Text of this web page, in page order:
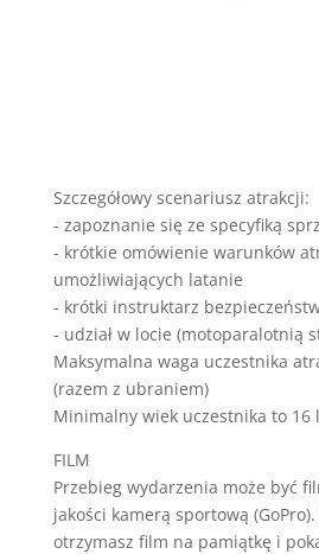
Szczegółowy scenariusz atrakcji:
- zapoznanie się ze specyfiką
- krótkie omówienie warunków
umożliwiających latanie
- krótki instruktarz
- udział w locie (motoparalotnią
Maksymalna waga uczestnika
(razem z ubraniem)
Minimalny wiek uczestnika to 16
FILM
Przebieg wydarzenia może być
jakości kamerą sportową
otrzymasz film na pamiątkę i